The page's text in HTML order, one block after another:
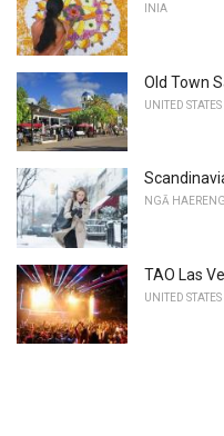
INIA
Old Town
UNITED STATES
NGĀ
TAO Las
UNITED STATES